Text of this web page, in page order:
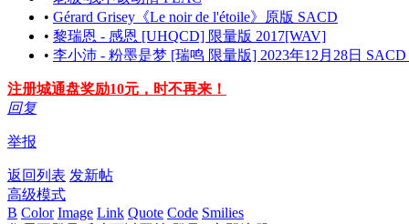
• Gérard Grisey《Le noir de l'étoile》原版 SACD
• 黎瑞恩 - 感恩 [UHQCD] 限量版 2017[WAV]
• 李小沛 - 粉墨是梦 [瑞鸣 限量版] 2023年12月28日 SACD
注册城通盘奖励10元，时不再来！
回复
举报
返回列表 发新帖
高级模式
B Color Image Link Quote Code Smilies